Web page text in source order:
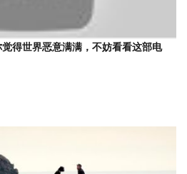
得世界恶意满满，不妨看看这部电